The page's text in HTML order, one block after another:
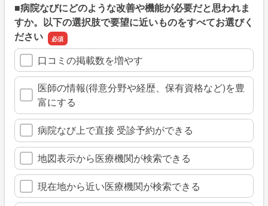
■病院なびにどのような改善や機能が必要だと思われま
すか。以下の選択肢で要望に近いものをすべてお選びく
ださい
口コミの掲載数を増やす
医師の情報(得意分野や経歴、保有資格など)を豊
富にする
病院なび上で直接 受診予約ができる
地図表示から医療機関が検索できる
現在地から近い医療機関が検索できる